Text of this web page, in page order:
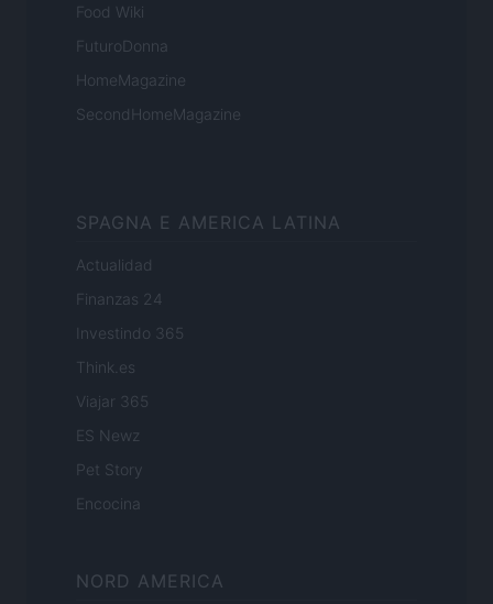
Food Wiki
FuturoDonna
HomeMagazine
SecondHomeMagazine
SPAGNA E AMERICA LATINA
Actualidad
Finanzas 24
Investindo 365
Think.es
Viajar 365
ES Newz
Pet Story
Encocina
NORD AMERICA